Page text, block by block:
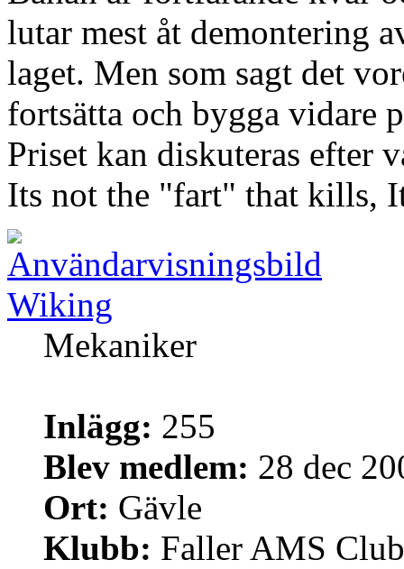
lutar mest åt demontering
laget. Men som sagt det
fortsätta och bygga vidare
Priset kan diskuteras efter
Its not the "fart" that kills,
Wiking
Mekaniker
Inlägg: 255
Blev medlem: 28 dec
Ort: Gävle
Klubb: Faller AMS